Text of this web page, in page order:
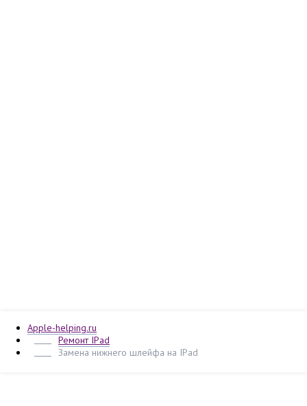
Apple-helping.ru
Ремонт IPad
Замена нижнего шлейфа на IPad